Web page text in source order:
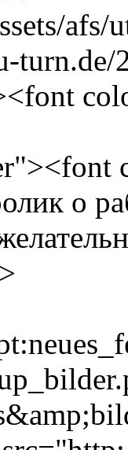
turn.de/
о